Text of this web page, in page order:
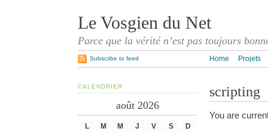
Le Vosgien du Net
Parce que la vérité n’est pas toujours
Home Projets
Subscribe to feed
scripting
You are
CALENDRIER
août 2026
L M M J V S D